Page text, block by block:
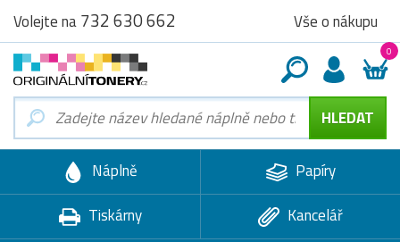
Volejte na732 630 662 Vše o nákupu
0
Náplně
Papíry
Tiskárny
Kancelář